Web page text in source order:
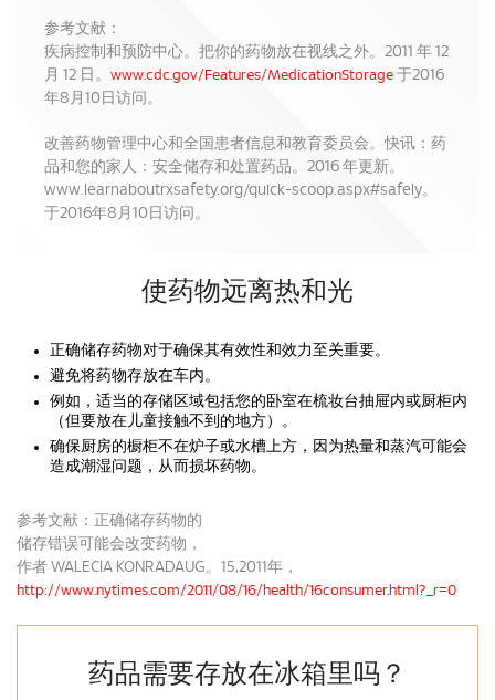
参考文献：
疾病控制和预防中心。把你的药物放在视线之外。2011 年 12
月 12 日。 www.cdc.gov/Features/MedicationStorage 于2016
年8月10日访问。
改善药物管理中心和全国患者信息和教育委员会。快讯：药
品和您的家人：安全储存和处置药品。2016 年更新。
www.learnaboutrxsafety.org/quick-scoop.aspx#safely。
于2016年8月10日访问。
使药物远离热和光
正确储存药物对于确保其有效性和效力至关重要。
避免将药物存放在车内。
例如，适当的存储区域包括您的卧室在梳妆台抽屉内或厨柜内
（但要放在儿童接触不到的地方）。
确保厨房的橱柜不在炉子或水槽上方，因为热量和蒸汽可能会
造成潮湿问题，从而损坏药物。
参考文献：正确储存药物的
储存错误可能会改变药物，
作者 WALECIA KONRADAUG。15,2011年，
http://www.nytimes.com/2011/08/16/health/16consumer.html?_r=0
药品需要存放在冰箱里吗？